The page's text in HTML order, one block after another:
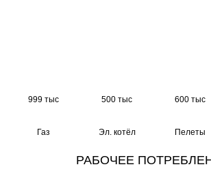
999 тыс
Газ
500 тыс
Эл. котёл
600 тыс
Пелеты
РАБОЧЕЕ